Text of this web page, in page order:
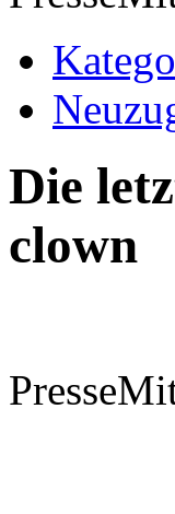
Die
clown